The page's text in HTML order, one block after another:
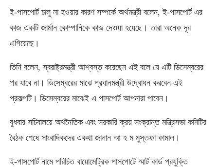
ই-পাসপোর্ট চালু না হওয়ার কারণ সম্পর্কে অর্থমন্ত্রী বলেন, ই-পাসপোর্ট এর
কাজ একটি জার্মান কোম্পানিকে কাজ দেওয়া হয়েছে। তারা অনেক দূর
এগিয়েছে।
তিনি বলেন, স্বরাষ্ট্রমন্ত্রী আশ্বস্ত করেছেন এই বলে যে এটি ডিসেম্বরের
পর যাবে না। ডিসেম্বরের মাঝে প্রধানমন্ত্রী উদ্বোধন করবেন এই
প্রকল্পটি। ডিসেম্বরের মাঝেই এ পাসপোর্ট আপনারা পাবেন।
বুধবার সচিবালয়ে অর্থনৈতিক এবং সরকারি ক্রয় সংক্রান্ত মন্ত্রিসভা কমিটির
বৈঠক শেষে সাংবাদিকদের একথা জানান আ হ ম মুস্তফা কামাল।
ই-পাসপোর্ট নামে পরিচিত বায়োমেট্রিক পাসপোর্টে স্মার্ট কার্ড প্রযুক্তি